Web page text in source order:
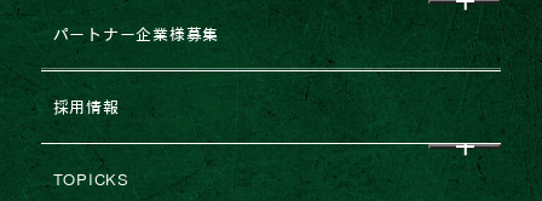
企業理念
会社概要
グループ企業一覧
沿革・変遷
すべて
NEWS
レポート
パートナー企業様募集
企業提携・M&Aのご相談
建築協力業者様募集
採用情報
TOPICKS